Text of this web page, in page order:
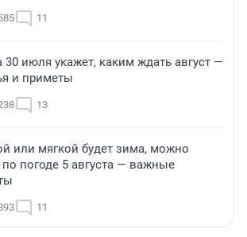
11
30 июля укажет, каким ждать август —
и приметы
13
или мягкой будет зима, можно
по погоде 5 августа — важные
11